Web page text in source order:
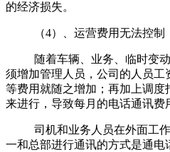
的经济损失。
（4）、运营费用无法控制
随着车辆、业务、临时变
须增加管理人员，公司的人员
等费用就随之增加；再加上调
来进行，导致每月的电话通讯
司机和业务人员在外面工
一和总部进行通讯的方式是通